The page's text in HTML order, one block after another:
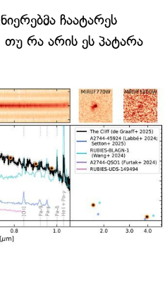
ჩაატარეს
რა არის ეს პატარა